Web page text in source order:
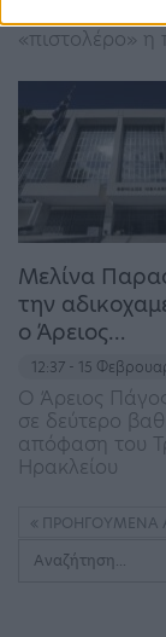
«πιστολέρο» η
Μελίνα
την
ο Άρειος…
12:37 - 15
Ο Άρειος
σε δεύτερο
απόφαση του
Ηρακλείου
ΠΡΟΗΓΟΎΜΕΝΑ